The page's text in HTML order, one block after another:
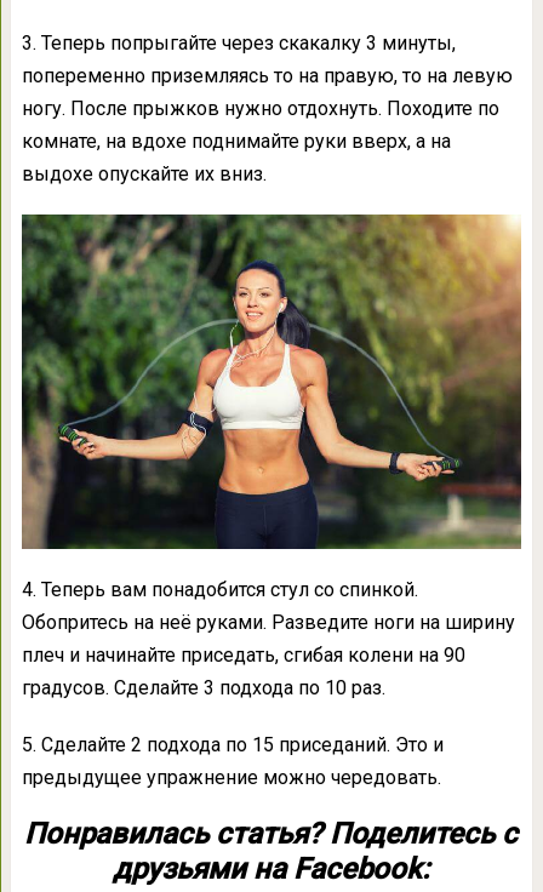
3. Теперь попрыгайте через скакалку 3 минуты,
попеременно приземляясь то на правую, то на левую
ногу. После прыжков нужно отдохнуть. Походите по
комнате, на вдохе поднимайте руки вверх, а на
выдохе опускайте их вниз.
4. Теперь вам понадобится стул со спинкой.
Обопритесь на неё руками. Разведите ноги на ширину
плеч и начинайте приседать, сгибая колени на 90
градусов. Сделайте 3 подхода по 10 раз.
5. Сделайте 2 подхода по 15 приседаний. Это и
предыдущее упражнение можно чередовать.
Понравилась статья? Поделитесь с
друзьями на Facebook: